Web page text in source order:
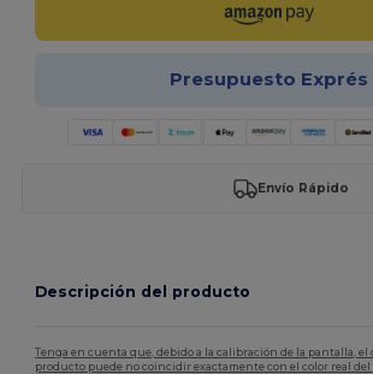
Presupuesto Exprés
Envío Rápido
Descripción del producto
Tenga en cuenta que, debido a la calibración de la pantalla, el
producto puede no coincidir exactamente con el color real del